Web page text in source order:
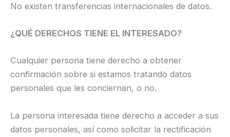
No existen transferencias internacionales de datos.
¿QUÉ DERECHOS TIENE EL INTERESADO?
Cualquier persona tiene derecho a obtener
confirmación sobre si estamos tratando datos
personales que les conciernan, o no.
La persona interesada tiene derecho a acceder a sus
datos personales, así como solicitar la rectificación